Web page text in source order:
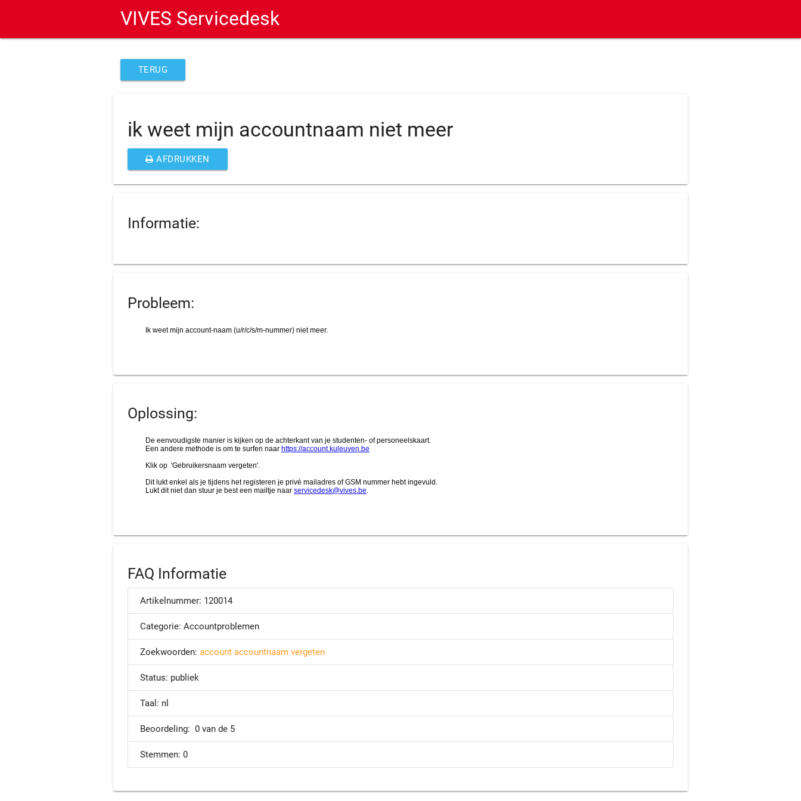
VIVES Servicedesk
TERUG
ik weet mijn accountnaam niet meer
AFDRUKKEN
Informatie:
Probleem:
Oplossing:
FAQ Informatie
Artikelnummer: 120014
Categorie: Accountproblemen
Zoekwoorden: account accountnaam vergeten
Status: publiek
Taal: nl
Beoordeling: 0 van de 5
Stemmen: 0